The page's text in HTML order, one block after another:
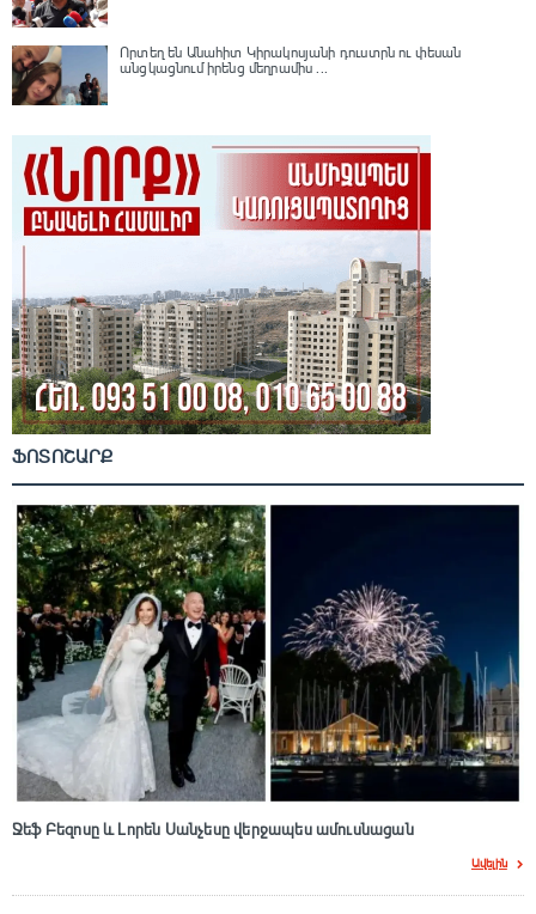
Որտեղ են Անահիտ Կիրակոսյանի դուստրն ու փեսան
անցկացնում իրենց մեղրամիս ...
ՖՈՏՈՇԱՐՔ
Ջեֆ Բեզոսը և Լորեն Սանչեսը վերջապես ամուսնացան
Ավելին